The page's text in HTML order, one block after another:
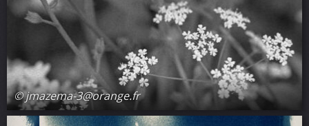
© jmazema-3@orange.fr